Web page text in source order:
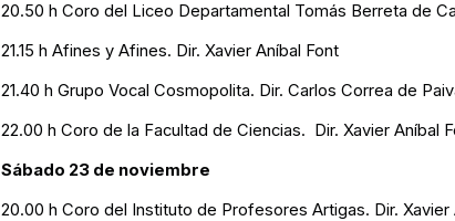
20.50 h Coro del Liceo Departamental Tomás Berreta de
21.15 h Afines y Afines. Dir. Xavier Aníbal Font
21.40 h Grupo Vocal Cosmopolita. Dir. Carlos Correa de
22.00 h Coro de la Facultad de Ciencias. Dir. Xavier Aníbal
Sábado 23 de noviembre
20.00 h Coro del Instituto de Profesores Artigas. Dir. Xavier